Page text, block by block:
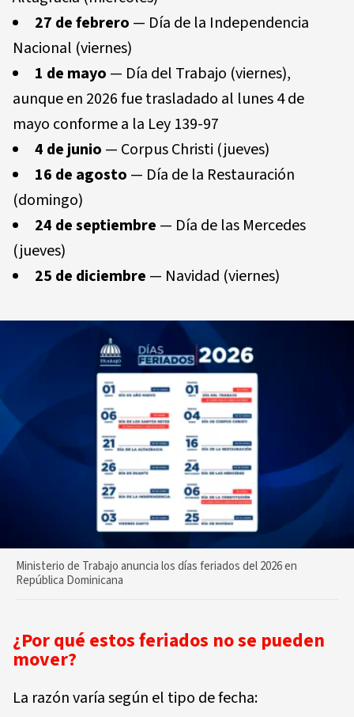
27 de febrero — Día de la Independencia
Nacional (viernes)
1 de mayo — Día del Trabajo (viernes),
aunque en 2026 fue trasladado al lunes 4 de
mayo conforme a la Ley 139-97
4 de junio — Corpus Christi (jueves)
16 de agosto — Día de la Restauración
(domingo)
24 de septiembre — Día de las Mercedes
(jueves)
25 de diciembre — Navidad (viernes)
Ministerio de Trabajo anuncia los días feriados del 2026 en
República Dominicana
¿Por qué estos feriados no se pueden
mover?
La razón varía según el tipo de fecha: